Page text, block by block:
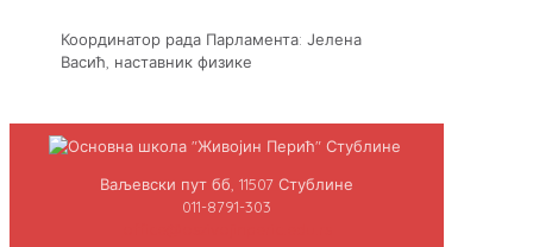
Координатор рада Парламента: Јелена
Васић, наставник физике
Ваљевски пут бб, 11507 Стублине
011-8791-303